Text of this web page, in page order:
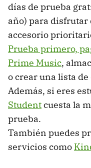
días de prueba
año) para disfrutar
accesorio
Prueba primero,
Prime Music,
o crear una lista de
Además, si eres
Studentcuesta la
prueba.
También puedes
servicios como